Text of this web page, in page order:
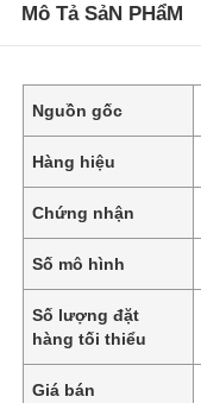
Mô Tả SảN PHẩM
Nguồn gốc
Hàng hiệu
Chứng nhận
Số mô hình
Số lượng đặt
hàng tối thiểu
Giá bán